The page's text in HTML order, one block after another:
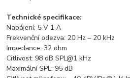
Technické specifikace:
Napájení: 5 V 1 A
Frekvenční odezva: 20 Hz – 20 kHz
Impedance: 32 ohm
Citlivost: 98 dB SPL@1 kHz
Maximální SPL: 95 dB